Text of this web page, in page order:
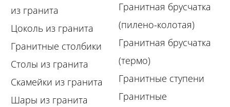
из гранита
Цоколь из гранита
Гранитные столбики
Столы из гранита
Скамейки из гранита
Шары из гранита
Гранитная брусчатка
(пилено-колотая)
Гранитная брусчатка
(термо)
Гранитные ступени
Гранитные